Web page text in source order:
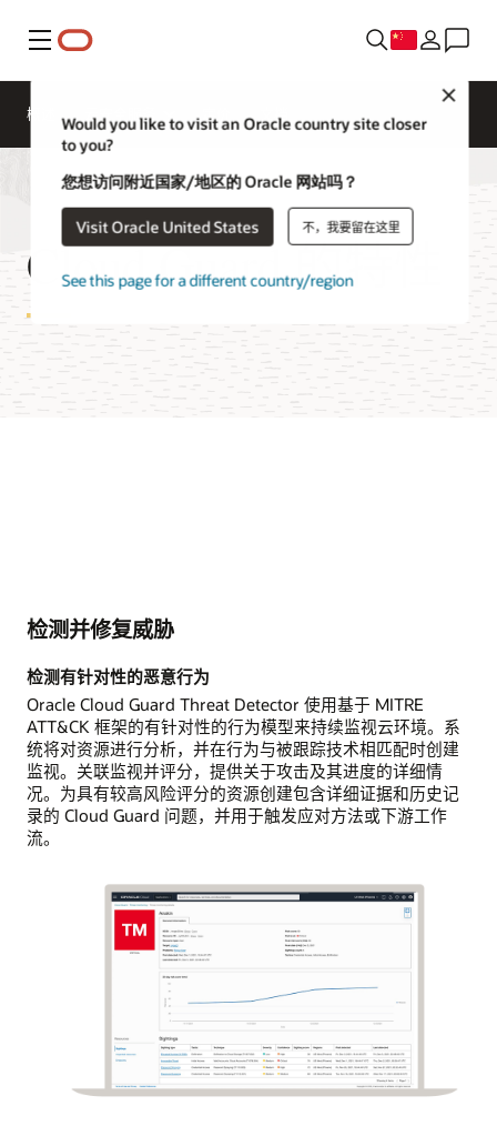
菜单
Would you like to visit an Oracle country site closer
to you?
您想访问附近国家/地区的 Oracle 网站吗？
Visit Oracle United States 不，我要留在这里
See this page for a different country/region
概述 云安全服务 文档
Cloud Guard 的特性
检测并修复威胁
检测有针对性的恶意行为
Oracle Cloud Guard Threat Detector 使用基于 MITRE
ATT&CK 框架的有针对性的行为模型来持续监视云环境。系
统将对资源进行分析，并在行为与被跟踪技术相匹配时创建
监视。关联监视并评分，提供关于攻击及其进度的详细情
况。为具有较高风险评分的资源创建包含详细证据和历史记
录的 Cloud Guard 问题，并用于触发应对方法或下游工作
流。